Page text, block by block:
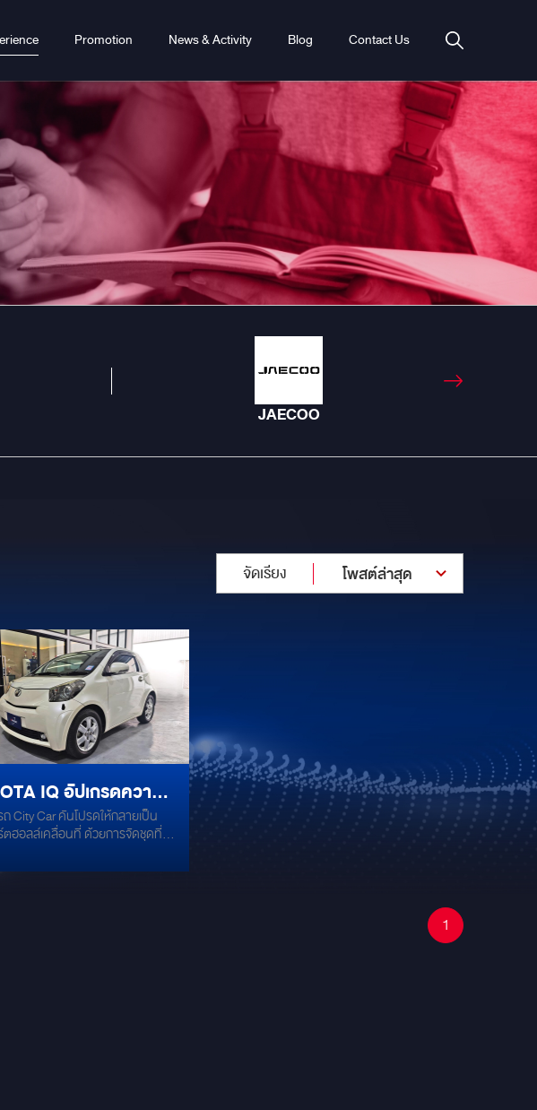
Promotion News & Activity Blog Contact Us
JAECOO
จัดเรียง โพสต์ล่าสุด
IQ อัปเกรดความ
มด้วยชุดเครื่องเสียง
ถ City Car คันโปรดให้กลายเป็น
ตฮอลล์เคลื่อนที่ ด้วยการจัดชุดที่
างและลึกเกินตัว รายละเอียดการอัป
1